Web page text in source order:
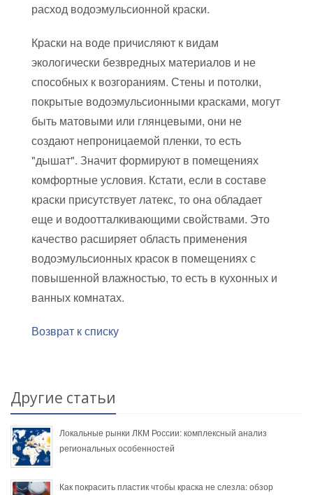
расход водоэмульсионной краски.
Краски на воде причисляют к видам
экологически безвредных материалов и не
способных к возгораниям. Стены и потолки,
покрытые водоэмульсионными красками, могут
быть матовыми или глянцевыми, они не
создают непроницаемой пленки, то есть
"дышат". Значит формируют в помещениях
комфортные условия. Кстати, если в составе
краски присутствует латекс, то она обладает
еще и водоотталкивающими свойствами. Это
качество расширяет область применения
водоэмульсионных красок в помещениях с
повышенной влажностью, то есть в кухонных и
ванных комнатах.
Возврат к списку
Другие статьи
Локальные рынки ЛКМ России: комплексный анализ
региональных особенностей
Как покрасить пластик чтобы краска не слезла: обзор